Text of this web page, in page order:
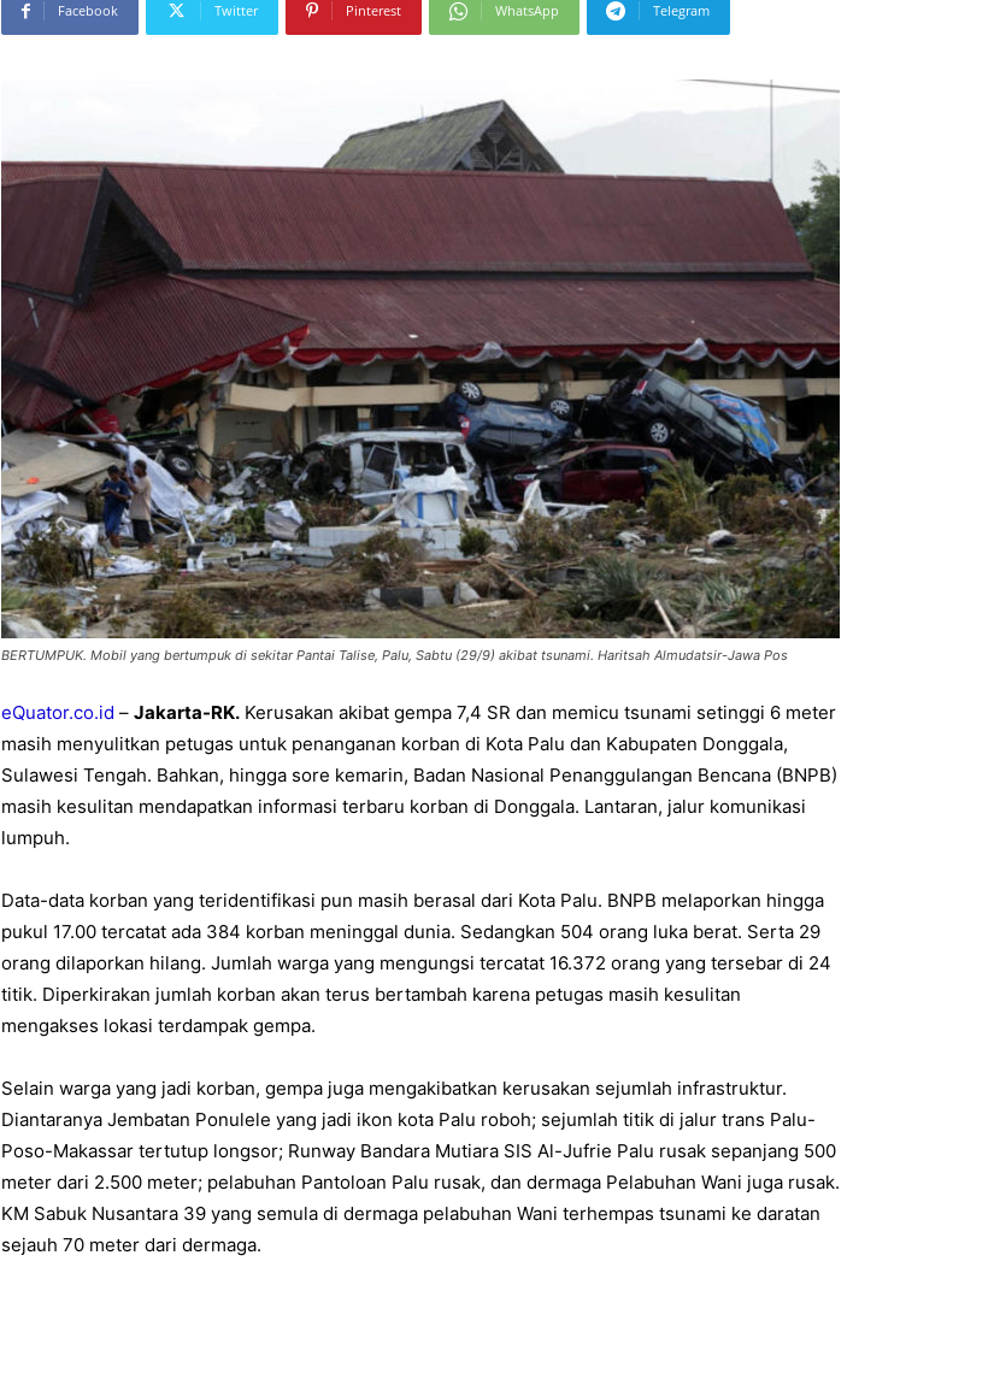
Facebook Twitter Pinterest WhatsApp Telegram
BERTUMPUK. Mobil yang bertumpuk di sekitar Pantai Talise, Palu, Sabtu (29/9) akibat tsunami. Haritsah Almudatsir-Jawa Pos
eQuator.co.id – Jakarta-RK. Kerusakan akibat gempa 7,4 SR dan memicu tsunami setinggi 6 meter
masih menyulitkan petugas untuk penanganan korban di Kota Palu dan Kabupaten Donggala,
Sulawesi Tengah. Bahkan, hingga sore kemarin, Badan Nasional Penanggulangan Bencana (BNPB)
masih kesulitan mendapatkan informasi terbaru korban di Donggala. Lantaran, jalur komunikasi
lumpuh.
Data-data korban yang teridentifikasi pun masih berasal dari Kota Palu. BNPB melaporkan hingga
pukul 17.00 tercatat ada 384 korban meninggal dunia. Sedangkan 504 orang luka berat. Serta 29
orang dilaporkan hilang. Jumlah warga yang mengungsi tercatat 16.372 orang yang tersebar di 24
titik. Diperkirakan jumlah korban akan terus bertambah karena petugas masih kesulitan
mengakses lokasi terdampak gempa.
Selain warga yang jadi korban, gempa juga mengakibatkan kerusakan sejumlah infrastruktur.
Diantaranya Jembatan Ponulele yang jadi ikon kota Palu roboh; sejumlah titik di jalur trans Palu-
Poso-Makassar tertutup longsor; Runway Bandara Mutiara SIS Al-Jufrie Palu rusak sepanjang 500
meter dari 2.500 meter; pelabuhan Pantoloan Palu rusak, dan dermaga Pelabuhan Wani juga rusak.
KM Sabuk Nusantara 39 yang semula di dermaga pelabuhan Wani terhempas tsunami ke daratan
sejauh 70 meter dari dermaga.